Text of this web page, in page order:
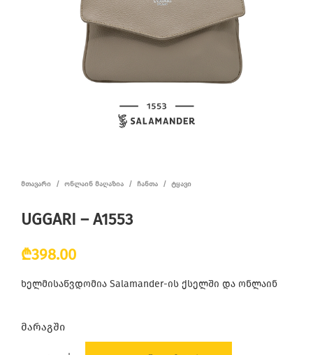
ᲛᲗᲐᲕᲐᲠᲘ / ᲝᲜᲚᲐᲘᲜ ᲛᲐᲦᲐᲖᲘᲐ / ᲩᲐᲜᲗᲐ / ᲢᲧᲐᲕᲘ
UGGARI – A1553
₾398.00
ხელმისაწვდომია Salamander-ის ქსელში და ონლაინ
მარაგში